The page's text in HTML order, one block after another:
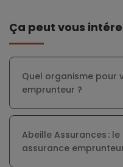
Ça peut vous
Quel organisme pour
emprunteur ?
Abeille Assurances :
assurance